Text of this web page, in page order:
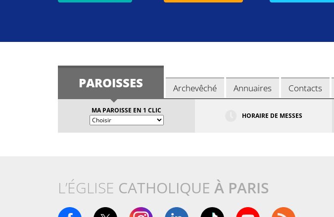
PAROISSES Archevêché Annuaires Contacts
MA PAROISSE EN 1 CLIC
HORAIRE DE MESSES
L’ÉGLISE CATHOLIQUE À PARIS